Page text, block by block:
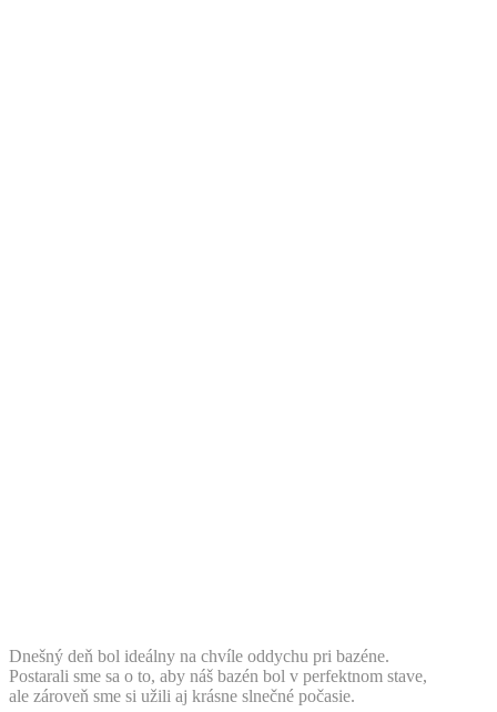
Dnešný deň bol ideálny na chvíle oddychu pri bazéne.
Postarali sme sa o to, aby náš bazén bol v perfektnom stave,
ale zároveň sme si užili aj krásne slnečné počasie.